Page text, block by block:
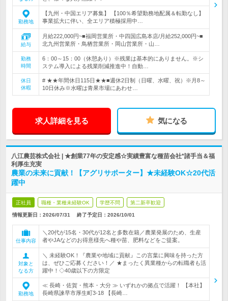
勤務地
【九州・中国エリア募集】 【100％希望勤務地配属＆転勤なし】
事業拡大に伴い、全エリア積極採用中…
給与
月給222,000円~■福岡営業所・中四国広島本店/月給252,000円~■
北九州営業所・鳥栖営業所・岡山営業所・山…
勤務
時間
6：00～15：00（休憩あり）※残業は基本的にありません。※シ
ステム導入による残業削減推進中！自動…
休日
休暇
# ★★年間休日115日★★■週休2日制（日曜、水曜、祝）※月8～
10日休み※水曜は青果市場にあわせ…
求人詳細を見る 気になる
八江農芸株式会社 | ★創業77年の安定感☆実績豊富な種苗会社*諸手当＆福
利厚生充実
農業の未来に貢献！【アグリサポーター】★未経験OK☆20代活
躍中
正社員 職種・業種未経験OK 学歴不問 第二新卒歓迎
情報更新日：2026/07/31 終了予定日： 2026/10/01
仕事内容
＼20代が15名・30代が12名と多数在籍／農業発展のため、生産
者やJAなどのお得意様先へ種や苗、肥料などをご提案。
対象と
なる方
＼ 未経験OK！『農業や地域に貢献』この言葉に興味を持った方
は、ぜひご応募ください！／ ★まったく異業種からの転職者も活
躍中！◇40歳以下の方限定
勤務地
≪ 長崎・佐賀・熊本・大分 ≫ いずれかの拠点で活躍！ 【本社】
長崎県諫早市厚生町3-18 【長崎…